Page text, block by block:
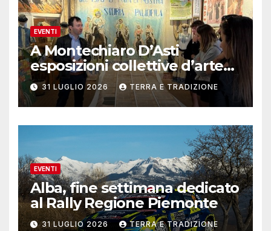
EVENTI
A Montechiaro D’Asti
esposizioni collettive d’arte
contemporanea
31 LUGLIO 2026 TERRA E TRADIZIONE
EVENTI
Alba, fine settimana dedicato
al Rally Regione Piemonte
31 LUGLIO 2026 TERRA E TRADIZIONE